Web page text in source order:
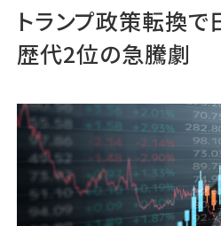
無料講座
コラム
無料ご相談 ロ
運営会社
トランプ政策転換
歴代2位の急騰劇